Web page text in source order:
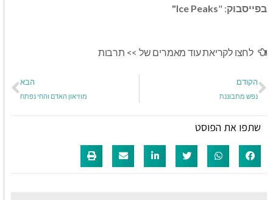
בפייסבוק: "
Ice Peaks"
לחצו לקריאת עוד מאמרים של >> תרבות
הקודם
נפש מתבוננת
הבא
מוזיאון האדם והחי נפתח
שתפו את הפוסט